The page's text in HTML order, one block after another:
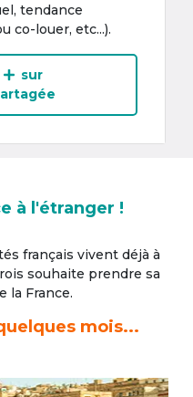
tendance
co-louer, etc...).
sur
à l'étranger !
français vivent déjà à
souhaite prendre sa
la France.
mois...